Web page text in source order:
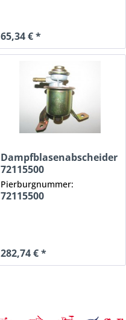
65,34 € *
Dampfblasenabscheider
72115500
Pierburgnummer:
72115500
282,74 € *